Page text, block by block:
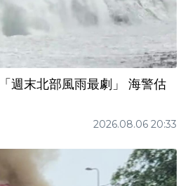
週末北部風雨最劇」 海警估
2026.08.06 20:33